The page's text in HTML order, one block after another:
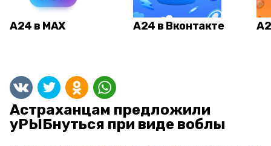
А24 в MAX А24 в Вконтакте
Астраханцам предложили
уРЫБнуться при виде воблы